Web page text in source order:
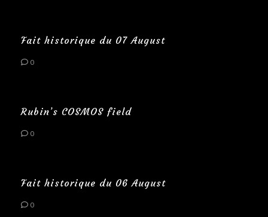
Fait historique du 07 August
0
Rubin’s COSMOS field
0
Fait historique du 06 August
0